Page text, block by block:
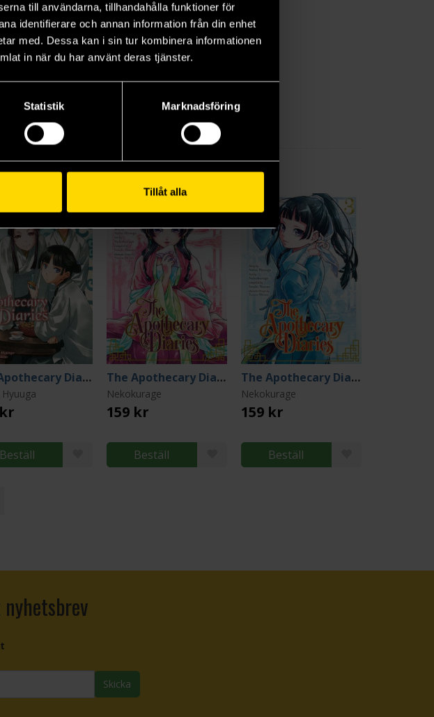
till användarna, tillhandahålla funktioner för
identifierare och annan information från din enhet
med. Dessa kan i sin tur kombinera informationen
in när du har använt deras tjänster.
Statistik Marknadsföring
Tillåt alla
The Apothecary Diaries 7 (Light Novel)
Beställ
The Apothecary Diaries 2
Nekokurage
159 kr
Beställ
The Apothecary Diaries 3
Nekokurage
159 kr
Beställ
Skicka